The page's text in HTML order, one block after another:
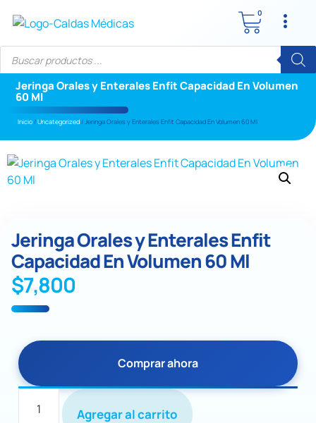
0
Jeringa Orales y Enterales Enfit Capacidad En Volumen
60 Ml
Inicio/Uncategorized/ Jeringa Orales y Enterales Enfit Capacidad En Volumen 60 Ml
Jeringa Orales y Enterales Enfit
Capacidad En Volumen 60 Ml
$7,800
Comprar ahora
Agregar al carrito